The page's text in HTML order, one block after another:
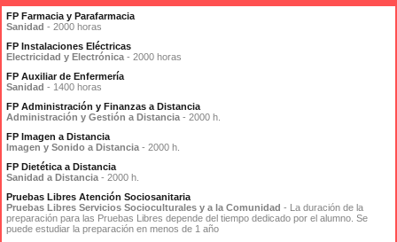
FP Farmacia y Parafarmacia
Sanidad - 2000 horas
FP Instalaciones Eléctricas
Electricidad y Electrónica - 2000 horas
FP Auxiliar de Enfermería
Sanidad - 1400 horas
FP Administración y Finanzas a Distancia
Administración y Gestión a Distancia - 2000 h.
FP Imagen a Distancia
Imagen y Sonido a Distancia - 2000 h.
FP Dietética a Distancia
Sanidad a Distancia - 2000 h.
Pruebas Libres Atención Sociosanitaria
Pruebas Libres Servicios Socioculturales y a la Comunidad - La duración de la
preparación para las Pruebas Libres depende del tiempo dedicado por el alumno. Se
puede estudiar la preparación en menos de 1 año